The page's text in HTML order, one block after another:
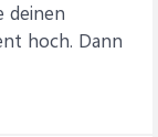
deinen
hoch. Dann